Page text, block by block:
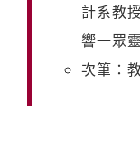
計系教
響一眾
次筆：